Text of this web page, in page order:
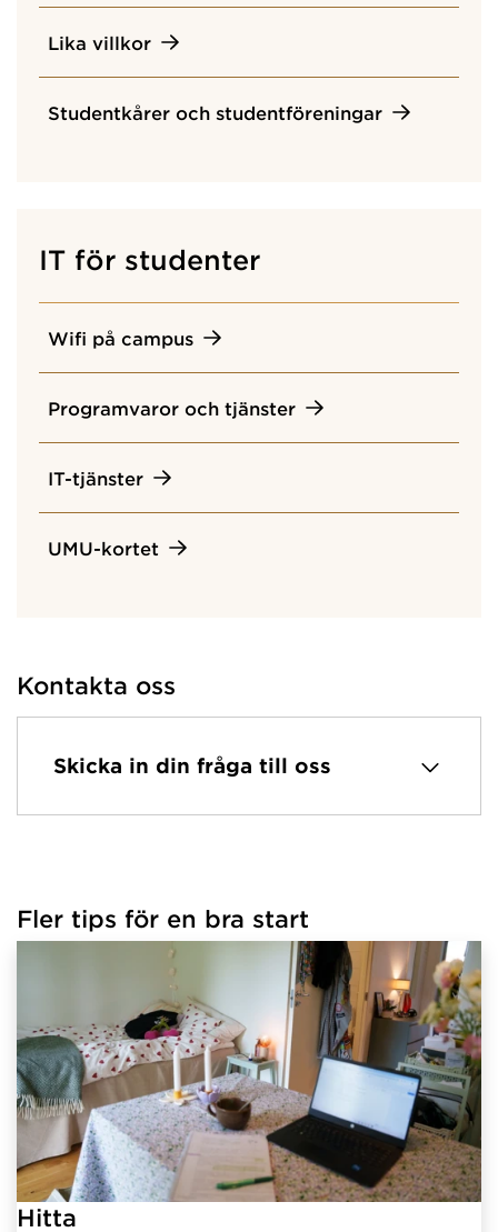
Lika villkor
Studentkårer och studentföreningar
IT för studenter
Wifi på campus
Programvaror och tjänster
IT-tjänster
UMU-kortet
Kontakta oss
Skicka in din fråga till oss
Fler tips för en bra start
Hitta